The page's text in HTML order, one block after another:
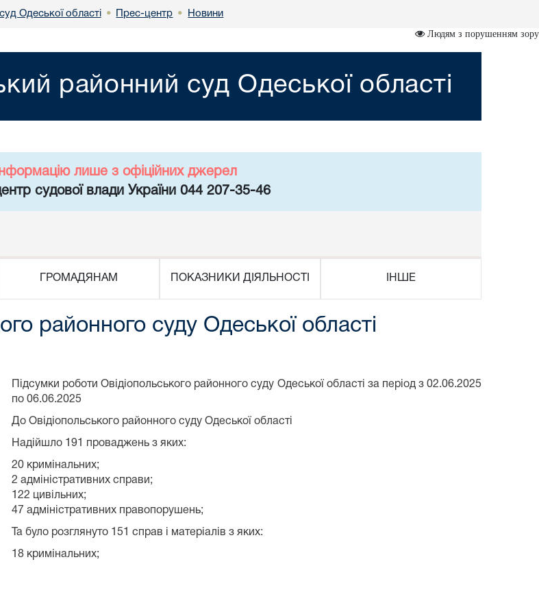
Одеської області • Прес-центр • Новини
Людям з порушенням зору
районний суд Одеської області
лише з офіційних джерел
судової влади України 044 207-35-46
ГРОМАДЯНАМ ПОКАЗНИКИ ДІЯЛЬНОСТІ ІНШЕ
районного суду Одеської області
Підсумки роботи Овідіопольського районного суду Одеської області за період з 02.06.2025
по 06.06.2025
До Овідіопольського районного суду Одеської області
Надійшло 191 проваджень з яких:
20 кримінальних;
2 адміністративних справи;
122 цивільних;
47 адміністративних правопорушень;
Та було розглянуто 151 справ і матеріалів з яких:
18 кримінальних;